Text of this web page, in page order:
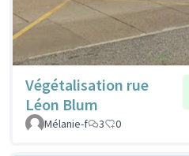
Végétalisation rue
Léon Blum
Mélanie-f
3 0